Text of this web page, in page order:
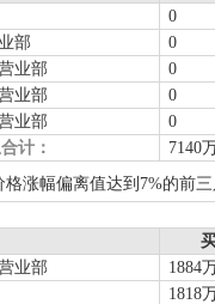
0
部
0
业部
0
业部
0
业部
0
计： 7140
涨幅偏离值达到7%的前
业部
1884
1818